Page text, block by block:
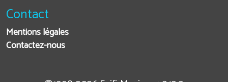
Contact
Mentions légales
Contactez-nous